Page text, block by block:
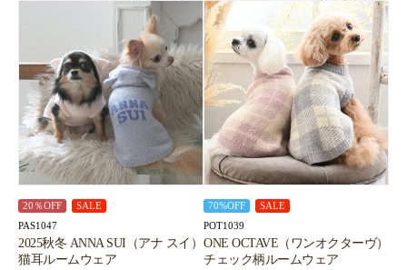
20％OFF SALE
PAS1047
2025秋冬 ANNA SUI（アナ スイ）
猫耳ルームウェア
70%OFF SALE
POT1039
ONE OCTAVE（ワンオクターヴ）
チェック柄ルームウェア